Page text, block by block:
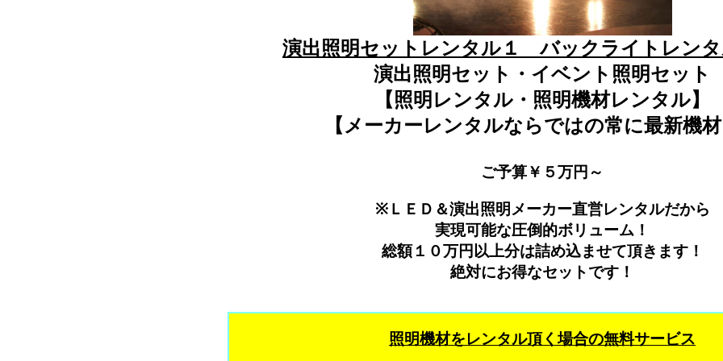
演出照明セットレンタル１ バックライトレンタ
演出照明セット・イベント照明セット
【照明レンタル・照明機材レンタル】
【メーカーレンタルならではの常に最新機材
ご予算￥５万円～
※ＬＥＤ＆演出照明メーカー直営レンタルだから
実現可能な圧倒的ボリューム！
総額１０万円以上分は詰め込ませて頂きます！
絶対にお得なセットです！
照明機材をレンタル頂く場合の無料サービス